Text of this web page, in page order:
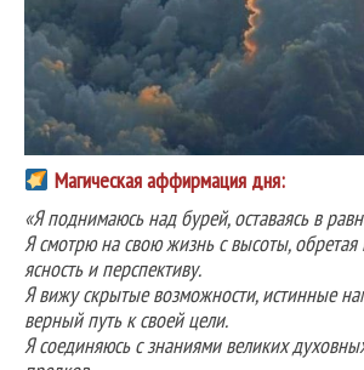
Магическая аффирмация дня:
«Я поднимаюсь над бурей, оставаясь в
Я смотрю на свою жизнь с высоты, обретая
ясность и перспективу.
Я вижу скрытые возможности, истинные
верный путь к своей цели.
Я соединяюсь с знаниями великих